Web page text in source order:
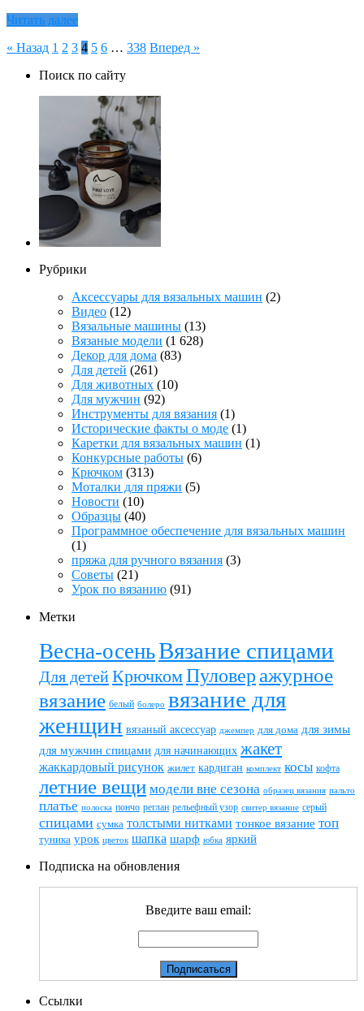
Читать далее
Пагинация
записей
« Назад 1 2 3 4 5 6 … 338 Вперед »
Поиск по сайту
Рубрики
Аксессуары для вязальных машин (2)
Видео (12)
Вязальные машины (13)
Вязаные модели (1 628)
Декор для дома (83)
Для детей (261)
Для животных (10)
Для мужчин (92)
Инструменты для вязания (1)
Исторические факты о моде (1)
Каретки для вязальных машин (1)
Конкурсные работы (6)
Крючком (313)
Моталки для пряжи (5)
Новости (10)
Образцы (40)
Программное обеспечение для вязальных машин
(1)
пряжа для ручного вязания (3)
Советы (21)
Урок по вязанию (91)
Метки
Весна-осеньВязание спицами
Для детейКрючкомПуловер ажурное
вязание белый болеро вязание для
женщин вязаный аксессуар джемпер для дома для зимы
для мужчин спицами для начинающих жакет
жаккардовый рисунок жилет кардиган комплект косы кофта
летние вещи модели вне сезона образец вязания пальто
платье полоска пончо реглан рельефный узор свитер вязание серый
спицами сумка толстыми нитками тонкое вязание топ
туника урок цветок шапка шарф юбка яркий
Подписка на обновления
Введите ваш email:
Ссылки